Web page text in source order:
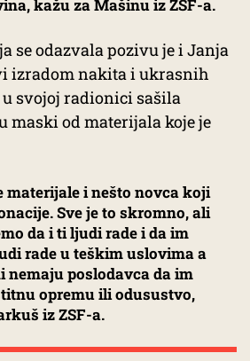
kažu za Mašinu iz ZSF-a.
se odazvala pozivu je i Janja
izradom nakita i ukrasnih
svojoj radionici sašila
maski od materijala koje je
materijale i nešto novca koji
Sve je to skromno, ali
da i ti ljudi rade i da im
rade u teškim uslovima a
nemaju poslodavca da im
opremu ili odusustvo,
iz ZSF-a.